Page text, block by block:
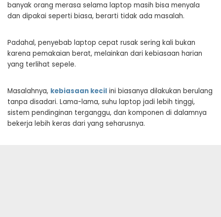
banyak orang merasa selama laptop masih bisa menyala
dan dipakai seperti biasa, berarti tidak ada masalah.
Padahal, penyebab laptop cepat rusak sering kali bukan
karena pemakaian berat, melainkan dari kebiasaan harian
yang terlihat sepele.
Masalahnya, kebiasaan kecil ini biasanya dilakukan berulang
tanpa disadari. Lama-lama, suhu laptop jadi lebih tinggi,
sistem pendinginan terganggu, dan komponen di dalamnya
bekerja lebih keras dari yang seharusnya.